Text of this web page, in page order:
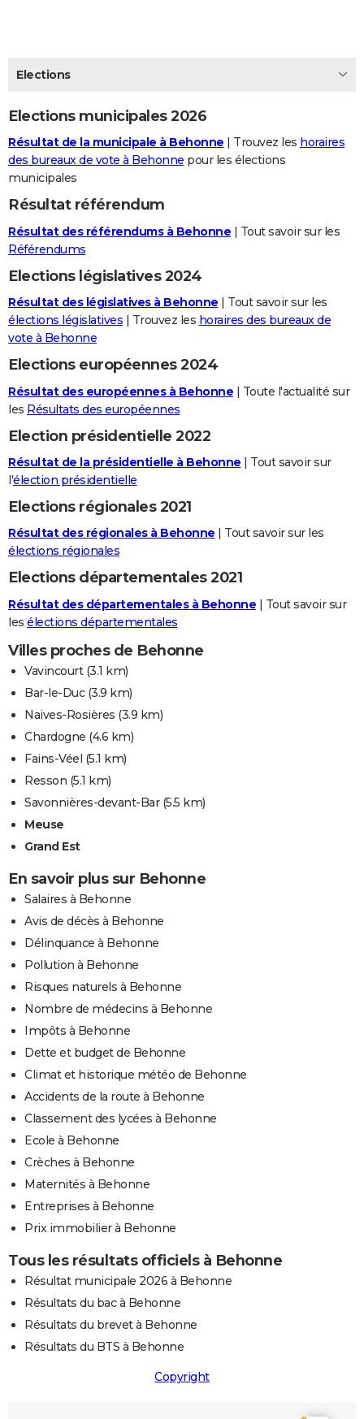
CARTE DE VOEUX
Carte de Noël
Carte Bonne année
Carte Saint-Valentin
Carte Pâques
Carte d'anniversaire
DICTIONNAIRE
Dictionnaire
Biographies
Citations
Expressions
Proverbes
PROGRAMME TV
S'inscrire
Se connecter
Lycées
Collèges
Primaires
Universités
Entreprises
Service militaire
Avis de recherche
AVIS DE DÉCÈS
FORUM
Bricolage
Lifestyle
Culture
Sport
Auto
Television
Voyage
Cinema
Elections
Elections municipales 2026
Résultat de la municipale à Behonne | Trouvez les horaires
des bureaux de vote à Behonne pour les élections
municipales
Résultat référendum
Résultat des référendums à Behonne | Tout savoir sur les
Référendums
Elections législatives 2024
Résultat des législatives à Behonne | Tout savoir sur les
élections législatives | Trouvez les horaires des bureaux de
vote à Behonne
Elections européennes 2024
Résultat des européennes à Behonne | Toute l'actualité sur
les Résultats des européennes
Election présidentielle 2022
Résultat de la présidentielle à Behonne | Tout savoir sur
l'élection présidentielle
Elections régionales 2021
Résultat des régionales à Behonne | Tout savoir sur les
élections régionales
Elections départementales 2021
Résultat des départementales à Behonne | Tout savoir sur
les élections départementales
Villes proches de Behonne
Vavincourt(3.1 km)
Bar-le-Duc(3.9 km)
Naives-Rosières (3.9 km)
Chardogne (4.6 km)
Fains-Véel (5.1 km)
Resson (5.1 km)
Savonnières-devant-Bar(5.5 km)
Meuse
Grand Est
En savoir plus sur Behonne
Salaires à Behonne
Avis de décès à Behonne
Délinquance à Behonne
Pollution à Behonne
Risques naturels à Behonne
Nombre de médecins à Behonne
Impôts à Behonne
Dette et budget de Behonne
Climat et historique météo de Behonne
Accidents de la route à Behonne
Classement des lycées à Behonne
Ecole à Behonne
Crèches à Behonne
Maternités à Behonne
Entreprises à Behonne
Prix immobilier à Behonne
Tous les résultats officiels à Behonne
Résultat municipale 2026 à Behonne
Résultats du bac à Behonne
Résultats du brevet à Behonne
Résultats du BTS à Behonne
Copyright